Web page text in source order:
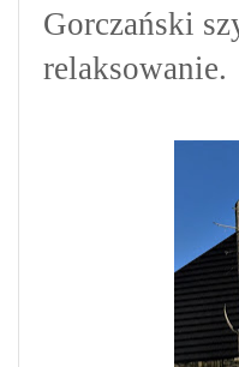
Gorczański
relaksowanie.